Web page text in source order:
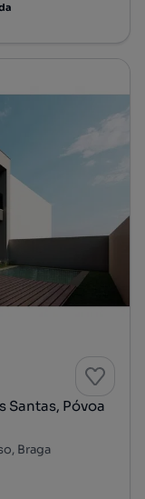
Santas, Póvoa
Braga